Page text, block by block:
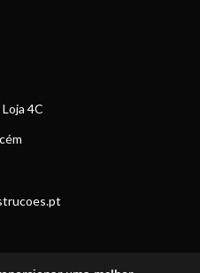
4C